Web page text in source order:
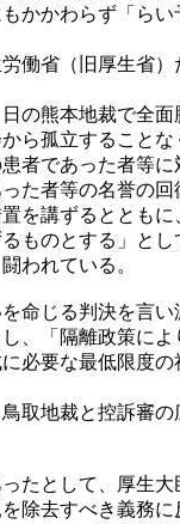
かかわらず「らい
働省（旧厚生省）
の熊本地裁で全面
ら孤立すること
者であった者等
た者等の名誉の
を講ずるとともに
ものとする」とし
われている。
命じる判決を言い
、「隔離政策によ
必要な最低限度の
取地裁と控訴審の
たとして、厚生大
除去すべき義務に